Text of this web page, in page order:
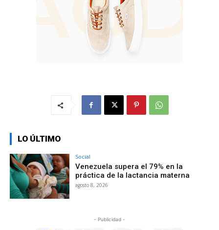
LO ÚLTIMO
Social
Venezuela supera el 79% en la
práctica de la lactancia materna
agosto 8, 2026
- Publicidad -